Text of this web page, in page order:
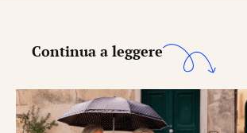
Continua a leggere